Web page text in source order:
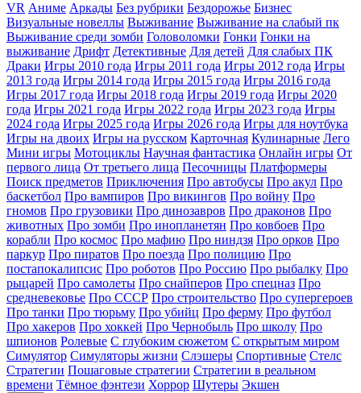
VR Аниме Аркады Без рубрики Бездорожье Бизнес
Визуальные новеллы Выживание Выживание на слабый пк
Выживание среди зомби Головоломки Гонки Гонки на
выживание Дрифт Детективные Для детей Для слабых ПК
Драки Игры 2010 года Игры 2011 года Игры 2012 года Игры
2013 года Игры 2014 года Игры 2015 года Игры 2016 года
Игры 2017 года Игры 2018 года Игры 2019 года Игры 2020
года Игры 2021 года Игры 2022 года Игры 2023 года Игры
2024 года Игры 2025 года Игры 2026 года Игры для ноутбука
Игры на двоих Игры на русском Карточная Кулинарные Лего
Мини игры Мотоциклы Научная фантастика Онлайн игры От
первого лица От третьего лица Песочницы Платформеры
Поиск предметов Приключения Про автобусы Про акул Про
баскетбол Про вампиров Про викингов Про войну Про
гномов Про грузовики Про динозавров Про драконов Про
животных Про зомби Про инопланетян Про ковбоев Про
корабли Про космос Про мафию Про ниндзя Про орков Про
паркур Про пиратов Про поезда Про полицию Про
постапокалипсис Про роботов Про Россию Про рыбалку Про
рыцарей Про самолеты Про снайперов Про спецназ Про
средневековье Про СССР Про строительство Про супергероев
Про танки Про тюрьму Про убийц Про ферму Про футбол
Про хакеров Про хоккей Про Чернобыль Про школу Про
шпионов Ролевые С глубоким сюжетом С открытым миром
Симулятор Симуляторы жизни Слэшеры Спортивные Стелс
Стратегии Пошаговые стратегии Стратегии в реальном
времени Тёмное фэнтези Хоррор Шутеры Экшен